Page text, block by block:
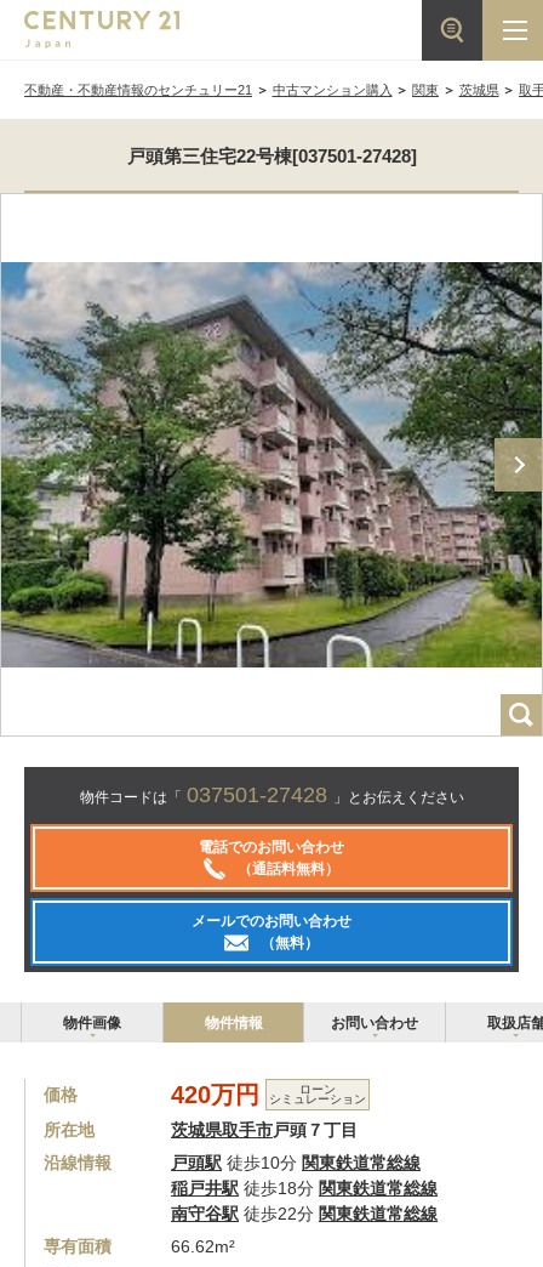
不動産・不動産情報のセンチュリー21 中古マンション購入 関東 茨城県 取
戸頭第三住宅22号棟[037501-27428]
物件コードは「 037501-27428 」とお伝えください
電話でのお問い合わせ
（通話料無料）
メールでのお問い合わせ
（無料）
物件画像 物件情報 お問い合わせ 取扱店
価格 420万円 ローン
シミュレーション
所在地 茨城県取手市戸頭７丁目
沿線情報
戸頭駅 徒歩10分 関東鉄道常総線
稲戸井駅 徒歩18分 関東鉄道常総線
南守谷駅 徒歩22分 関東鉄道常総線
専有面積
66.62m²